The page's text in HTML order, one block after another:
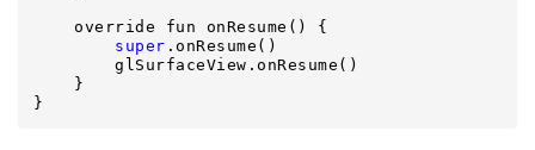
    override fun onResume() {
super .onResume()
        glSurfaceView.onResume()
    }
}